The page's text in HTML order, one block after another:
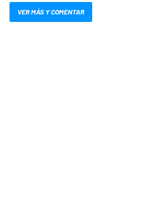
VER MÁS Y COMENTAR